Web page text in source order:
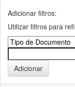
Adicionar filtros:
Utilizar filtros para